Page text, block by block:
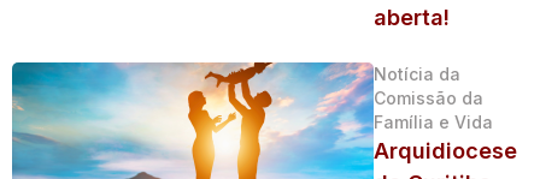
aberta!
Notícia da
Comissão da
Família e Vida
Arquidiocese